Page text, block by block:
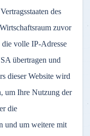
des
zuvor
volle IP-Adresse
übertragen und
dieser Website wird
um Ihre Nutzung der
die
und um weitere mit